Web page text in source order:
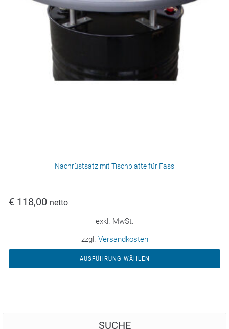
Nachrüstsatz mit Tischplatte für Fass
€ 118,00 netto
exkl. MwSt.
zzgl. Versandkosten
AUSFÜHRUNG WÄHLEN
SUCHE